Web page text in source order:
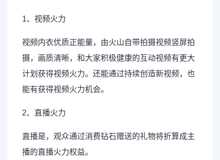
1、视频火力
视频内衣优质正能量，由火山自带拍摄视频竖屏拍
摄，画质清晰，和大家积极健康的互动视频有更大
计划获得视频火力。还能通过持续创造新视频，也
能有获得视频火力机会。
2、直播火力
直播是，观众通过消费钻石赠送的礼物将折算成主
播的直播火力权益。